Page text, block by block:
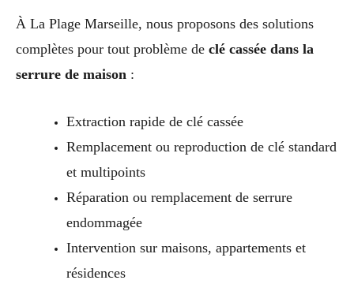
À La Plage Marseille, nous proposons des solutions
complètes pour tout problème de clé cassée dans la
serrure de maison :
Extraction rapide de clé cassée
Remplacement ou reproduction de clé standard
et multipoints
Réparation ou remplacement de serrure
endommagée
Intervention sur maisons, appartements et
résidences